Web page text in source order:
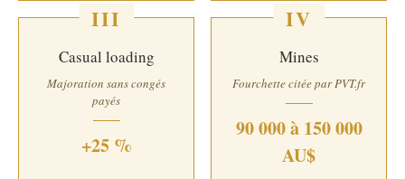
III
Casual loading
Majoration sans congés
payés
+25 %
IV
Mines
Fourchette citée par PVT.fr
90 000 à 150 000
AU$